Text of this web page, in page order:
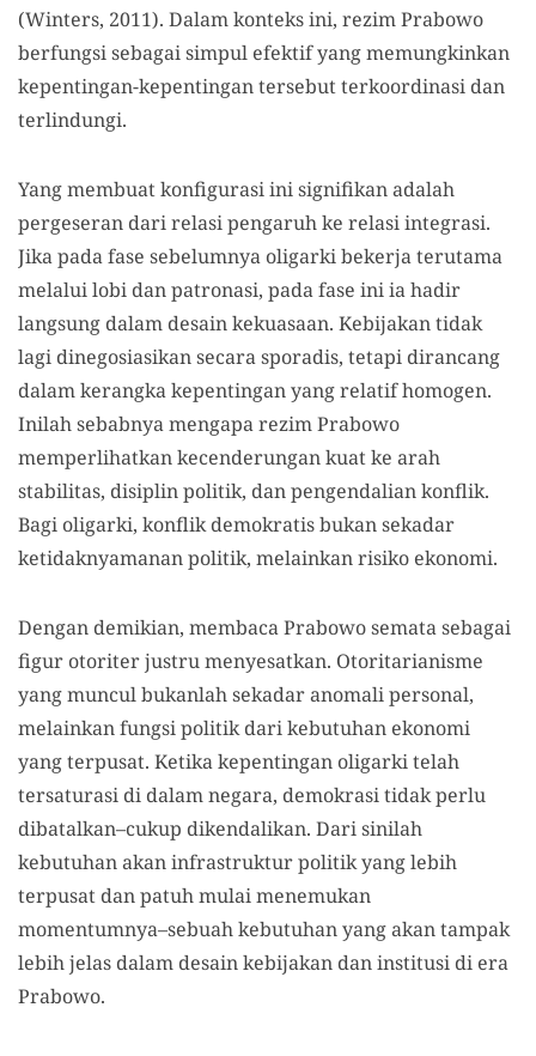
(Winters, 2011). Dalam konteks ini, rezim Prabowo
berfungsi sebagai simpul efektif yang memungkinkan
kepentingan-kepentingan tersebut terkoordinasi dan
terlindungi.
Yang membuat konfigurasi ini signifikan adalah
pergeseran dari relasi pengaruh ke relasi integrasi.
Jika pada fase sebelumnya oligarki bekerja terutama
melalui lobi dan patronasi, pada fase ini ia hadir
langsung dalam desain kekuasaan. Kebijakan tidak
lagi dinegosiasikan secara sporadis, tetapi dirancang
dalam kerangka kepentingan yang relatif homogen.
Inilah sebabnya mengapa rezim Prabowo
memperlihatkan kecenderungan kuat ke arah
stabilitas, disiplin politik, dan pengendalian konflik.
Bagi oligarki, konflik demokratis bukan sekadar
ketidaknyamanan politik, melainkan risiko ekonomi.
Dengan demikian, membaca Prabowo semata sebagai
figur otoriter justru menyesatkan. Otoritarianisme
yang muncul bukanlah sekadar anomali personal,
melainkan fungsi politik dari kebutuhan ekonomi
yang terpusat. Ketika kepentingan oligarki telah
tersaturasi di dalam negara, demokrasi tidak perlu
dibatalkan–cukup dikendalikan. Dari sinilah
kebutuhan akan infrastruktur politik yang lebih
terpusat dan patuh mulai menemukan
momentumnya–sebuah kebutuhan yang akan tampak
lebih jelas dalam desain kebijakan dan institusi di era
Prabowo.